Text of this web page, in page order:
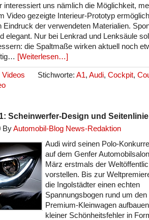
interessiert uns nämlich die Möglichkeit,
Video gezeigte Interieur-Prototyp
Eindruck der verwendeten Materialien.
elegant. Nur bei Lenkrad und Lenksäule
die Spaltmaße wirken aktuell noch
[Weiterlesen…]
Videos Stichworte: A1, Audi, Cockpit,
Scheinwerfer-Design und Seitenlinie
ByAutomobil-Blog News-Redaktion
Audi wird seinen Polo-
auf dem Genfer
März erstmals der
vorstellen. Bis zur
die Ingolstädter einen echten
Spannungsbogen rund um den
Premium-Kleinwagen
kleiner Schönheitsfehler in